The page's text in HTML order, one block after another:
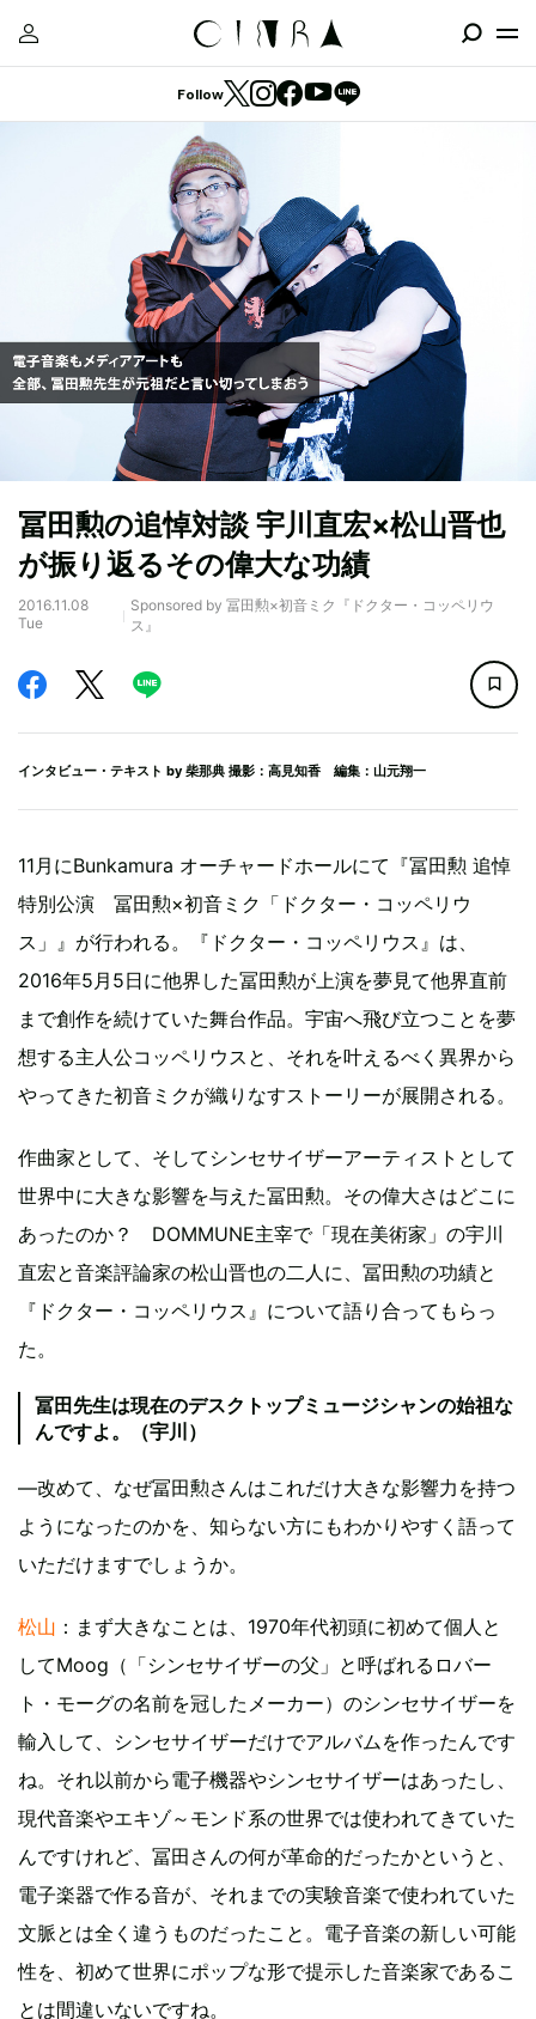
Follow
冨田勲の追悼対談 宇川直宏×松山晋也
が振り返るその偉大な功績
2016.11.08
Tue
Sponsored by 冨田勲×初音ミク『ドクター・コッペリウ
ス』
インタビュー・テキスト by 柴那典 撮影：高見知香 編集：山元翔一
11月にBunkamura オーチャードホールにて『冨田勲 追悼
特別公演 冨田勲×初音ミク「ドクター・コッペリウ
ス」』が行われる。『ドクター・コッペリウス』は、
2016年5月5日に他界した冨田勲が上演を夢見て他界直前
まで創作を続けていた舞台作品。宇宙へ飛び立つことを夢
想する主人公コッペリウスと、それを叶えるべく異界から
やってきた初音ミクが織りなすストーリーが展開される。
作曲家として、そしてシンセサイザーアーティストとして
世界中に大きな影響を与えた冨田勲。その偉大さはどこに
あったのか？ DOMMUNE主宰で「現在美術家」の宇川
直宏と音楽評論家の松山晋也の二人に、冨田勲の功績と
『ドクター・コッペリウス』について語り合ってもらっ
た。
冨田先生は現在のデスクトップミュージシャンの始祖な
んですよ。（宇川）
―改めて、なぜ冨田勲さんはこれだけ大きな影響力を持つ
ようになったのかを、知らない方にもわかりやすく語って
いただけますでしょうか。
松山 ：まず大きなことは、1970年代初頭に初めて個人と
してMoog（「シンセサイザーの父」と呼ばれるロバー
ト・モーグの名前を冠したメーカー）のシンセサイザーを
輸入して、シンセサイザーだけでアルバムを作ったんです
ね。それ以前から電子機器やシンセサイザーはあったし、
現代音楽やエキゾ～モンド系の世界では使われてきていた
んですけれど、冨田さんの何が革命的だったかというと、
電子楽器で作る音が、それまでの実験音楽で使われていた
文脈とは全く違うものだったこと。電子音楽の新しい可能
性を、初めて世界にポップな形で提示した音楽家であるこ
とは間違いないですね。